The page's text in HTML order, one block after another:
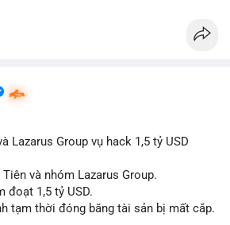
Lazarus Group vụ hack 1,5 tỷ USD
và nhóm Lazarus Group.
đoạt 1,5 tỷ USD.
tạm thời đóng băng tài sản bị mất cắp.